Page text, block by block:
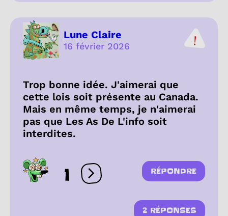
Lune Claire
16 février 2026
Trop bonne idée. J'aimerai que
cette lois soit présente au Canada.
Mais en même temps, je n'aimerai
pas que Les As De L'info soit
interdites.
1 Ouvrir les réactions
RÉPONDRE
2 RÉPONSES